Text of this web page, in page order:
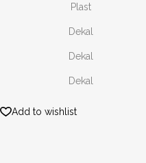
Plast
Dekal
Dekal
Dekal
Add to wishlist